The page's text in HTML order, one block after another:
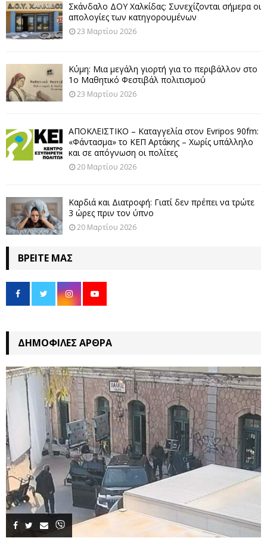
Σκάνδαλο ΔΟΥ Χαλκίδας: Συνεχίζονται σήμερα οι
απολογίες των κατηγορουμένων
23 Μαρτίου 2026
Κύμη: Μια μεγάλη γιορτή για το περιβάλλον στο
1ο Μαθητικό Φεστιβάλ πολιτισμού
23 Μαρτίου 2026
ΑΠΟΚΛΕΙΣΤΙΚΟ – Καταγγελία στον Evripos 90fm:
«Φάντασμα» το ΚΕΠ Αρτάκης – Χωρίς υπάλληλο
και σε απόγνωση οι πολίτες
20 Μαρτίου 2026
Καρδιά και Διατροφή: Γιατί δεν πρέπει να τρώτε
3 ώρες πριν τον ύπνο
20 Μαρτίου 2026
ΒΡΕΊΤΕ ΜΑΣ
ΔΗΜΟΦΙΛΈΣ ΆΡΘΡΑ